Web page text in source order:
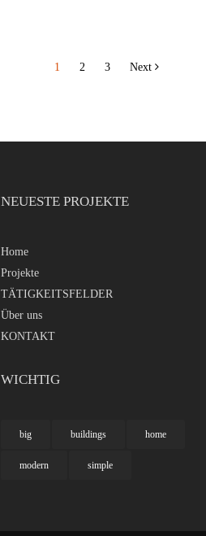
1 2 3 Next
NEUESTE PROJEKTE
Home
Projekte
TÄTIGKEITSFELDER
Über uns
KONTAKT
WICHTIG
big buildings home
modern simple